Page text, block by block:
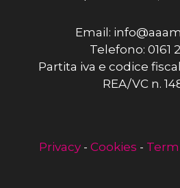
Email:
Telefono: 0161
Partita iva e codice
REA/VC n.
Privacy- Cookies -